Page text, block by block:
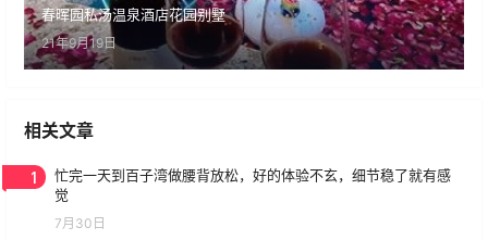
春晖园私汤温泉酒店花园别墅
21年9月19日
相关文章
1
忙完一天到百子湾做腰背放松，好的体验不玄，细节稳了就有感
觉
7月30日